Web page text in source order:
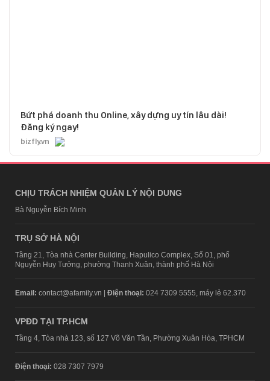
Bứt phá doanh thu Online, xây dựng uy tín lâu dài!
Đăng ký ngay!
bizfly.vn
CHỊU TRÁCH NHIỆM QUẢN LÝ NỘI DUNG
Bà Nguyễn Bích Minh
TRỤ SỞ HÀ NỘI
Tầng 21, Tòa nhà Center Building, Hapulico Complex, Số 01, phố
Nguyễn Huy Tưởng, phường Thanh Xuân, thành phố Hà Nội
Email: contact@afamily.vn | Điện thoại: 024 7309 5555, máy lẻ 62.370
VPĐD TẠI TP.HCM
Tầng 4, Tòa nhà 123, số 127 Võ Văn Tần, Phường Xuân Hòa, TPHCM
Điện thoại: 028 7307 7979